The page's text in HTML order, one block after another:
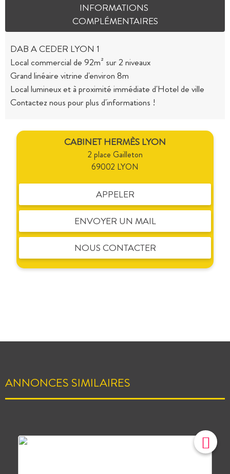
INFORMATIONS
COMPLÉMENTAIRES
DAB A CEDER LYON 1
Local commercial de 92m² sur 2 niveaux
Grand linéaire vitrine d'environ 8m
Local lumineux et à proximité immédiate d'Hotel de ville
Contactez nous pour plus d'informations !
CABINET HERMÈS LYON
2 place Gailleton
69002 LYON
APPELER
ENVOYER UN MAIL
NOUS CONTACTER
ANNONCES SIMILAIRES